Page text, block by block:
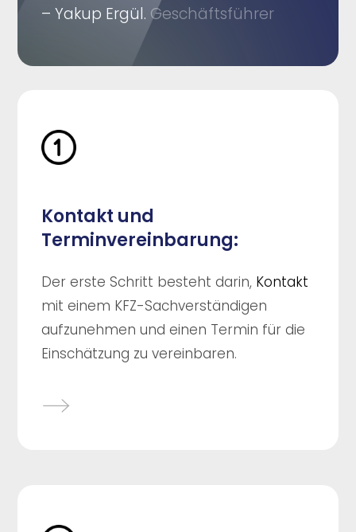
– Yakup Ergül. Geschäftsführer
Kontakt und
Terminvereinbarung:
Der erste Schritt besteht darin, Kontakt
mit einem KFZ-Sachverständigen
aufzunehmen und einen Termin für die
Einschätzung zu vereinbaren.